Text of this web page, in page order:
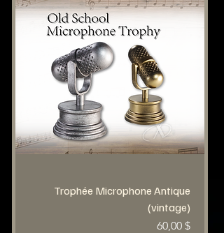
Trophée Microphone Antique
(vintage)
Prix
60,00 $